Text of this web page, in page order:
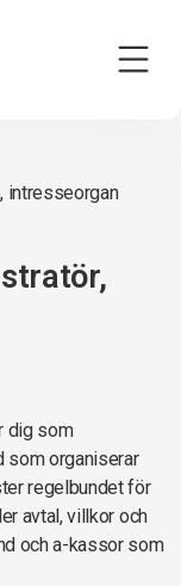
intresseorgan
dig som
som organiserar
regelbundet för
avtal, villkor och
och a-kassor som